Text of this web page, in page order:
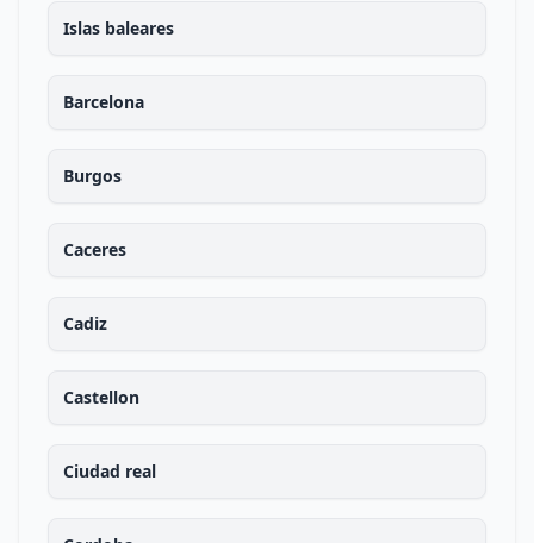
Islas baleares
Barcelona
Burgos
Caceres
Cadiz
Castellon
Ciudad real